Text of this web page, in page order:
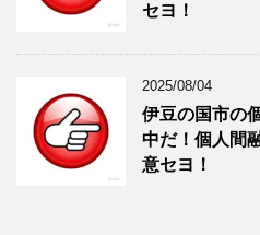
セヨ！
2025/08/04
伊豆の国市の
中だ！個人間
意セヨ！